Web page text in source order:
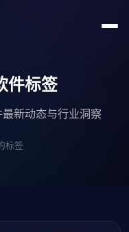
件标签
新动态与行业洞察
标签